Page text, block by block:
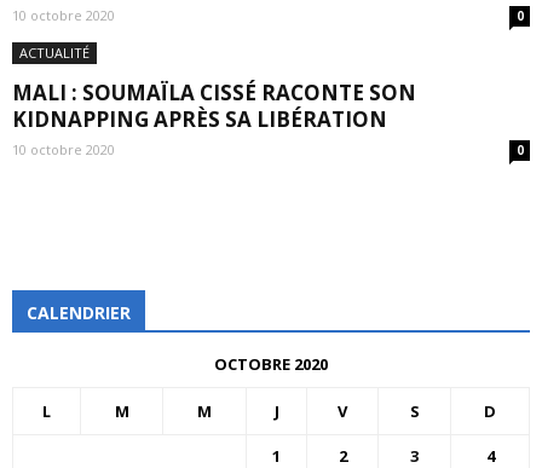
10 octobre 2020 0
ACTUALITÉ
MALI : SOUMAÏLA CISSÉ RACONTE SON
KIDNAPPING APRÈS SA LIBÉRATION
10 octobre 2020 0
CALENDRIER
OCTOBRE 2020
L M M J V S D
1 2 3
4